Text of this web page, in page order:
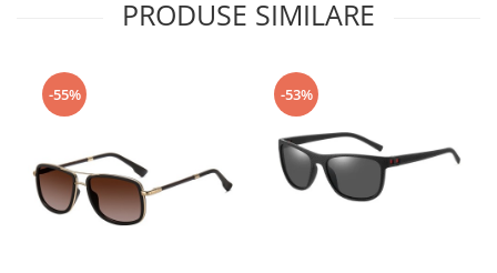
PRODUSE SIMILARE
-55% -53%